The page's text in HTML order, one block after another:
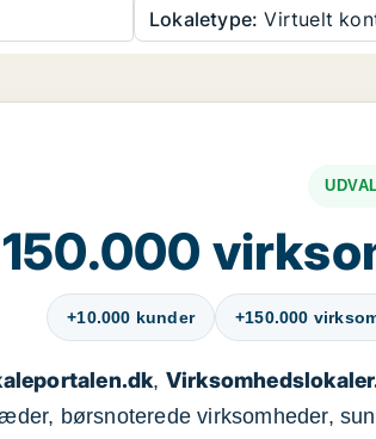
Lokaletype: Virtuelt
+10.000 kunder +150.000
,
børsnoterede virksomheder,